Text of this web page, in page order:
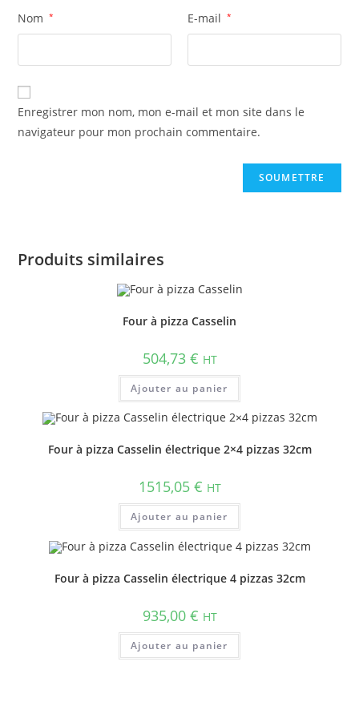
Nom * E-mail *
Enregistrer mon nom, mon e-mail et mon site dans le
navigateur pour mon prochain commentaire.
Produits similaires
Four à pizza Casselin
504,73 € HT
Ajouter au panier
Four à pizza Casselin électrique 2×4 pizzas 32cm
1515,05 € HT
Ajouter au panier
Four à pizza Casselin électrique 4 pizzas 32cm
935,00 € HT
Ajouter au panier